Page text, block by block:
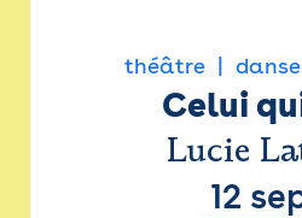
théâtre danse
Celui
Lucie
12